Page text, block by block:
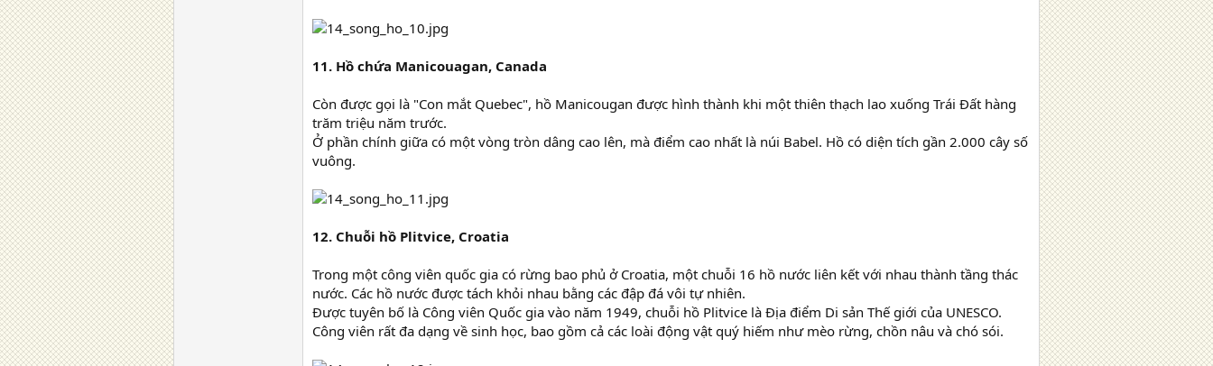
11. Hồ chứa Manicouagan, Canada
Còn được gọi là "Con mắt Quebec", hồ Manicougan được hình thành khi một thiên thạch lao xuống Trái Đất hàng
trăm triệu năm trước.
Ở phần chính giữa có một vòng tròn dâng cao lên, mà điểm cao nhất là núi Babel. Hồ có diện tích gần 2.000 cây số
vuông.
12. Chuỗi hồ Plitvice, Croatia
Trong một công viên quốc gia có rừng bao phủ ở Croatia, một chuỗi 16 hồ nước liên kết với nhau thành tầng thác
nước. Các hồ nước được tách khỏi nhau bằng các đập đá vôi tự nhiên.
Được tuyên bố là Công viên Quốc gia vào năm 1949, chuỗi hồ Plitvice là Địa điểm Di sản Thế giới của UNESCO.
Công viên rất đa dạng về sinh học, bao gồm cả các loài động vật quý hiếm như mèo rừng, chồn nâu và chó sói.